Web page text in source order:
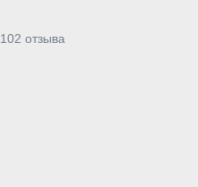
102 отзыва